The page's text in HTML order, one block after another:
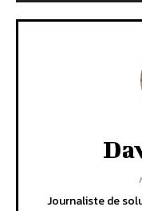
Journaliste de